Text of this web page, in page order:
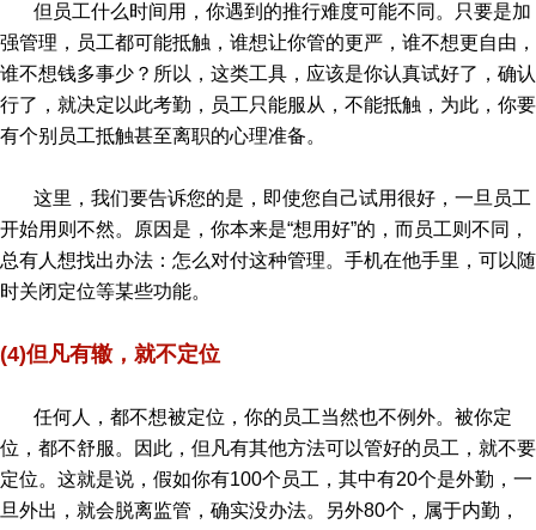
但员工什么时间用，你遇到的推行难度可能不同。只要是加
强管理，员工都可能抵触，谁想让你管的更严，谁不想更自由，
谁不想钱多事少？所以，这类工具，应该是你认真试好了，确认
行了，就决定以此考勤，员工只能服从，不能抵触，为此，你要
有个别员工抵触甚至离职的心理准备。
这里，我们要告诉您的是，即使您自己试用很好，一旦员工
开始用则不然。原因是，你本来是“想用好”的，而员工则不同，
总有人想找出办法：怎么对付这种管理。手机在他手里，可以随
时关闭定位等某些功能。
(4)但凡有辙，就不定位
任何人，都不想被定位，你的员工当然也不例外。被你定
位，都不舒服。因此，但凡有其他方法可以管好的员工，就不要
定位。这就是说，假如你有100个员工，其中有20个是外勤，一
旦外出，就会脱离监管，确实没办法。另外80个，属于内勤，